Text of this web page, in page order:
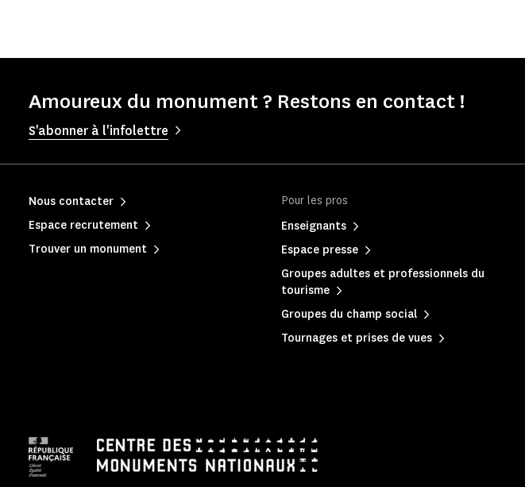
Amoureux du monument ? Restons en contact !
S'abonner à l'infolettre
Pour les pros
Enseignants
Espace presse
Groupes adultes et professionnels du
tourisme
Groupes du champ social
Tournages et prises de vues
Nous contacter
Espace recrutement
Trouver un monument